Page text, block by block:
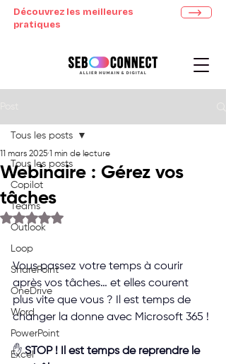
Découvrez les meilleures
pratiques
Tous les posts
Copilot
Teams
Outlook
Loop
SharePoint
OneDrive
Word
PowerPoint
Excel
Tous les posts
Webinaire : Gérez vos
tâches
11 mars 2025 1 min de lecture
Noté NaN étoiles sur 5.
Vous passez votre temps à courir
après vos tâches… et elles courent
plus vite que vous ? Il est temps de
changer la donne avec Microsoft 365 !
✋ STOP ! Il est temps de reprendre le